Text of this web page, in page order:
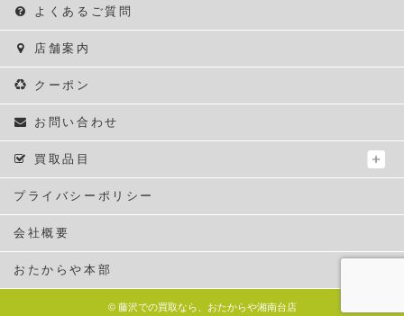
よくあるご質問
店舗案内
クーポン
お問い合わせ
買取品目
プライバシーポリシー
会社概要
おたからや本部
© 藤沢での買取なら、おたからや湘南台店